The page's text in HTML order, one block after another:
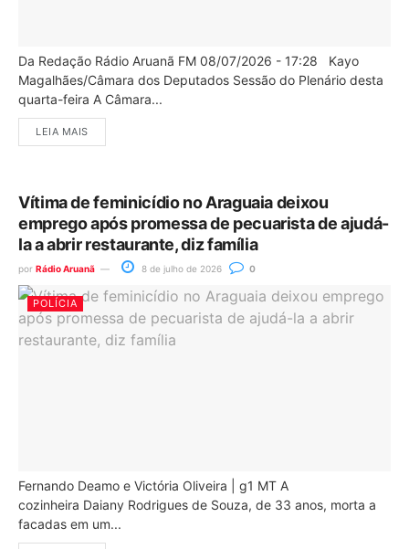
Da Redação Rádio Aruanã FM 08/07/2026 - 17:28 Kayo
Magalhães/Câmara dos Deputados Sessão do Plenário desta
quarta-feira A Câmara...
LEIA MAIS
Vítima de feminicídio no Araguaia deixou
emprego após promessa de pecuarista de ajudá-
la a abrir restaurante, diz família
por Rádio Aruanã 8 de julho de 2026 0
POLÍCIA
Fernando Deamo e Victória Oliveira | g1 MT A
cozinheira Daiany Rodrigues de Souza, de 33 anos, morta a
facadas em um...